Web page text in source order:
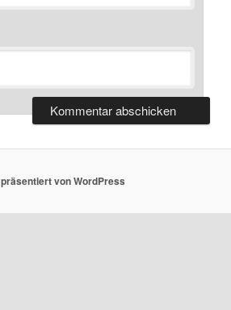
von WordPress